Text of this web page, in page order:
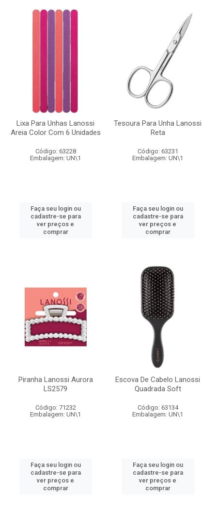
Lixa Para Unhas Lanossi
Areia Color Com 6 Unidades
Código: 63228
Embalagem: UN\1
Faça seu login ou
cadastre-se para
ver preços e
comprar
Tesoura Para Unha Lanossi
Reta
Código: 63231
Embalagem: UN\1
Faça seu login ou
cadastre-se para
ver preços e
comprar
Piranha Lanossi Aurora
LS2579
Código: 71232
Embalagem: UN\1
Faça seu login ou
cadastre-se para
ver preços e
comprar
Escova De Cabelo Lanossi
Quadrada Soft
Código: 63134
Embalagem: UN\1
Faça seu login ou
cadastre-se para
ver preços e
comprar